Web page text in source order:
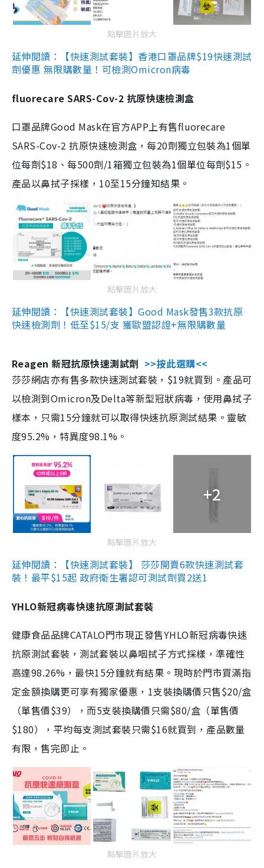
點擊圖片放大
延伸閱讀：【快速測試套裝】香港口罩品牌$19快速測試
劑優惠 無限購數量！可檢測Omicron病毒
fluorecare SARS-Cov-2 抗原快速檢測盒
口罩品牌Good Mask在官方APP上有售fluorecare
SARS-Cov-2 抗原快速檢測盒，每20劑獨立包裝為1個單
位每劑$18、每500劑/1箱獨立包裝為1個單位每劑$15。
產品以鼻拭子採樣，10至15分鐘知結果。
點擊圖片放大
延伸閱讀：【快速測試套裝】Good Mask發售3款抗原
快速檢測劑！低至$15/支 獲歐盟認證+無限購數量
Reagen 新冠抗原快速測試劑 >>按此選購<<
莎莎網店亦有售多款快速測試套裝，$19就買到。產品可
以檢測到Omicron及Delta等新型冠狀病毒，使用鼻拭子
樣本，只需15分鐘就可以取得快速抗原測試結果。靈敏
度95.2%，特異度98.1%。
+2
點擊圖片放大
延伸閱讀：【快速測試套裝】 莎莎開賣6款快速測試套
裝！最平$15起 政府衛生署認可測試劑買2送1
YHLO新冠病毒快速抗原測試套裝
健康食品品牌CATALO門市現正發售YHLO新冠病毒快速
抗原測試套裝，測試套裝以鼻咽拭子方式採樣，準確性
高達98.26%，最快15分鐘就有結果。現時於門市買滿指
定金額換購更可享有獨家優惠，1支裝換購價只售$20/盒
（單售價$39），而5支裝換購價只需$80/盒（單售價
$180），平均每支測試套裝只需$16就買到，產品數量
有限，售完即止。
點擊圖片放大